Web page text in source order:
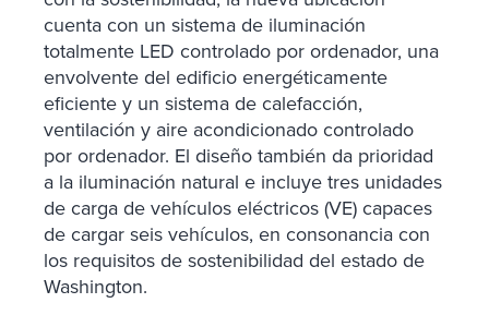
cuenta con un sistema de iluminación
totalmente LED controlado por ordenador, una
envolvente del edificio energéticamente
eficiente y un sistema de calefacción,
ventilación y aire acondicionado controlado
por ordenador. El diseño también da prioridad
a la iluminación natural e incluye tres unidades
de carga de vehículos eléctricos (VE) capaces
de cargar seis vehículos, en consonancia con
los requisitos de sostenibilidad del estado de
Washington.